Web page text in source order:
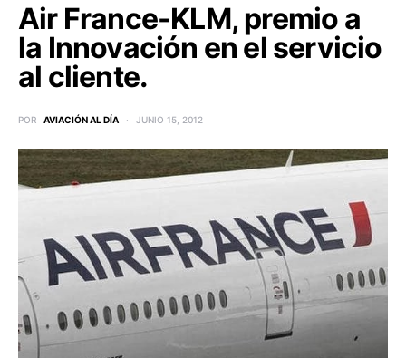
Air France-KLM, premio a
la Innovación en el servicio
al cliente.
POR AVIACIÓN AL DÍA JUNIO 15, 2012